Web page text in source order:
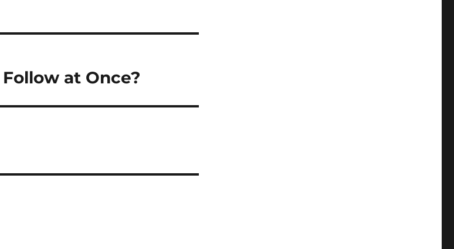
at Once?